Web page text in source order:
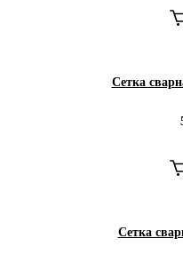
Сетка
Сетка